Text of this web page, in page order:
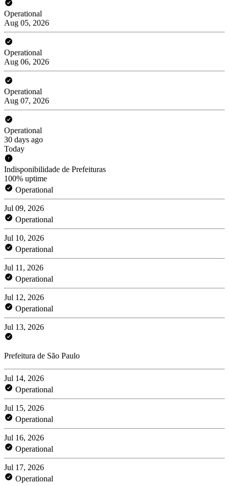
Operational
Aug 05, 2026
Operational
Aug 06, 2026
Operational
Aug 07, 2026
Operational
30 days ago
Today
Indisponibilidade de Prefeituras
100% uptime
Operational
Jul 09, 2026
Operational
Jul 10, 2026
Operational
Jul 11, 2026
Operational
Jul 12, 2026
Operational
Jul 13, 2026
Prefeitura de São Paulo
Jul 14, 2026
Operational
Jul 15, 2026
Operational
Jul 16, 2026
Operational
Jul 17, 2026
Operational